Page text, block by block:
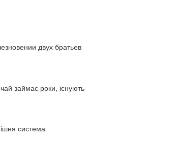
двух братьев
займає роки, існують
система